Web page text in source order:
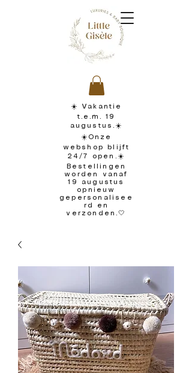
☀️ Vakantie
t.e.m. 19
augustus.☀️
☀️Onze
webshop blijft
24/7 open.☀️
Bestellingen
worden vanaf
19 augustus
opnieuw
gepersonalisee
rd en
verzonden.🤍